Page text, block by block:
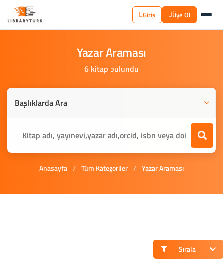
Giriş Üye Ol
YazarAraması
6 kitap bulundu
Anasayfa / Tüm Kategoriler / Yazar Araması
Sırala